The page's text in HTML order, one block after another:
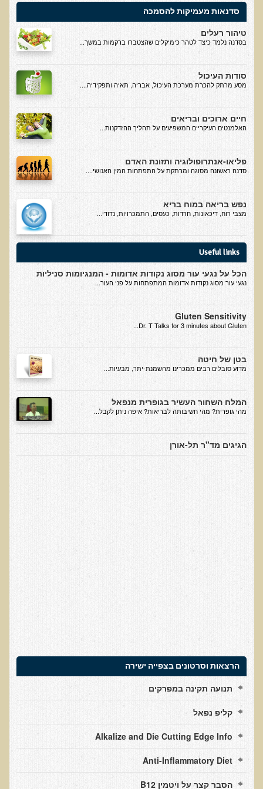
בדיקות מעבדה פונקציונאליות
בדיקת סריקה - חומצות אורגניות בשתן
בדיקת צואה לאיתור מתכות כבדות
בדיקה מקיפה לתפקוד מערכת העיכול
בדיקות לרגישויות לחלבונים
מידע מקצועי לרופאים ומטפלים על בדיקת ה-AMAS
פאנל קרדיו-ווסקולרי - לבריאות מערכת כלי הדם והלב
בדיקת שיער לאיתור מחסור במינרלים
בדיקות גנטיות
בדיקות לאבחון מחסורים וסיכונים
בדיקת דם קליפורד לרגישויות לחומרים דנטאליים
בדיקות לקזיאו-מורפינים וגלוטיאו-מורפינים
שאלות ותשובות למעבדה
דפי מידע
רשימת משאבים לפציינט
רשימת תוצרת מרוססת
רשימת מאכלים המכילים חומצה אוקסלית
דף כספית
תודה לך דוקטור על חוויה נהדרת
אדם ורופא שנותן לי אלטרנטיבה אחרת ממה שהרופאים שפגשתי נתנו
לי
התקווה היחידה כאשר מאובחנים עם סרטן
אנחנו מאושרים מאוד שביצענו ואת הבדיקה וממליצים בחום לכל מי
שסובל לעשות אותה.
הבריאות של כל המשפחה השתפרה
אסירי תודה לך על השבת הבריאות שלנו
תודה דר' עדיאל שהצלת את חיי!
סדנאות מעמיקות להסמכה
טיהור רעלים
בסדנה נלמד כיצד לטהר כימיקלים שהצטברו ברקמות במשך...
סודות העיכול
מסע מרתק להכרת מערכת העיכול, אבריה, תאיה ותפקידיה....
חיים ארוכים ובריאים
האלמנטים העיקריים המשפיעים על תהליך ההזדקנות...
פליאו-אנתרופולוגיה ותזונת האדם
סדנה ראשונה מסוגה ומרתקת על התפתחות המין האנושי....
נפש בריאה במוח בריא
מצבי רוח, דיכאונות, חרדות, כעסים, התמכרויות, נדודי...
Useful links
הכל על נגעי עור מסוג נקודות אדומות - המנגיומות סניליות
נגעי עור מסוג נקודות אדומות המתפתחות על פני העור...
Gluten Sensitivity
Dr. T Talks for 3 minutes about Gluten...
בטן של חיטה
​מדוע סובלים רבים ממכרינו מהשמנת-יתר, מבעיות...
המלח השחור העשיר בגופרית מנפאל
מהי גופרית? מהי חשיבותה לבריאות? איפה ניתן לקבל...
הגיגים מד"ר תל-אורן
הרצאות וסרטונים בצפייה ישירה
תנועה תקינה במפרקים
קליפ נפאל
Alkalize and Die Cutting Edge Info
Anti-Inflammatory Diet
הסבר קצר על ויטמין B12